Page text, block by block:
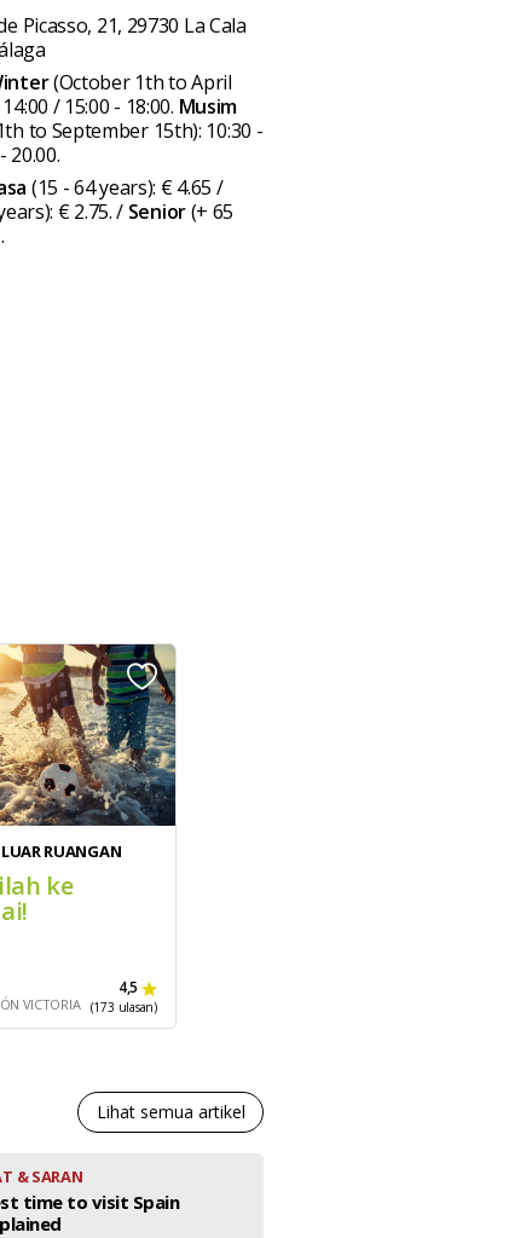
Picasso, 21, 29730 La Cala
(October 1th to April
/ 15:00 - 18:00. Musim
to September 15th): 10:30 -
20.00.
(15 - 64 years): € 4.65 /
€ 2.75. / Senior(+ 65
RUANGAN
ke
VICTORIA
4,5
(173 ulasan)
Lihat semua artikel
& SARAN
time to visit Spain